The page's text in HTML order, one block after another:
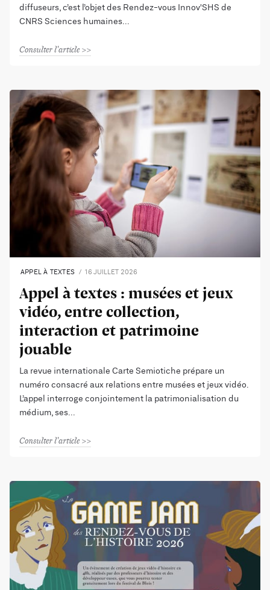
diffuseurs, c’est l’objet des Rendez-vous Innov'SHS de
CNRS Sciences humaines
Consulter l'article
APPEL À TEXTES 16 JUILLET 2026
Appel à textes : musées et jeux
vidéo, entre collection,
interaction et patrimoine
jouable
La revue internationale Carte Semiotiche prépare un
numéro consacré aux relations entre musées et jeux vidéo.
L’appel interroge conjointement la patrimonialisation du
médium, ses
Consulter l'article